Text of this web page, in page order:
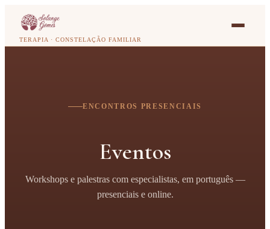
TERAPIA · CONSTELAÇÃO FAMILIAR
ENCONTROS PRESENCIAIS
Eventos
Workshops e palestras com especialistas, em português —
presenciais e online.